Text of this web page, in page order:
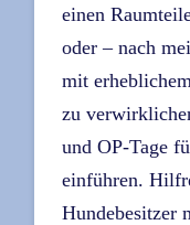
einen
oder – nach
mit
zu
und OP-Tage
einführen.
Hundebesitzer